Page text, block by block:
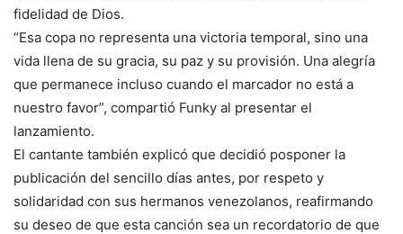
fidelidad de Dios.
“Esa copa no representa una victoria temporal, sino una
vida llena de su gracia, su paz y su provisión. Una alegría
que permanece incluso cuando el marcador no está a
nuestro favor”, compartió Funky al presentar el
lanzamiento.
El cantante también explicó que decidió posponer la
publicación del sencillo días antes, por respeto y
solidaridad con sus hermanos venezolanos, reafirmando
su deseo de que esta canción sea un recordatorio de que